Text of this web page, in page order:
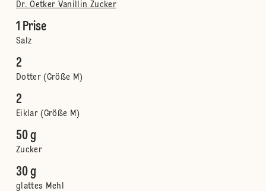
Dr. Oetker Vanillin Zucker
1 Prise
Salz
2
Dotter (Größe M)
2
Eiklar (Größe M)
50 g
Zucker
30 g
glattes Mehl